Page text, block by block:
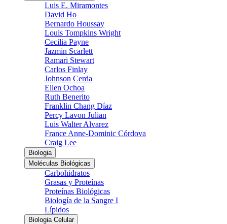
Luis E. Miramontes
David Ho
Bernardo Houssay
Louis Tompkins Wright
Cecilia Payne
Jazmin Scarlett
Ramari Stewart
Carlos Finlay
Johnson Cerda
Ellen Ochoa
Ruth Benerito
Franklin Chang Díaz
Percy Lavon Julian
Luis Walter Alvarez
France Anne-Dominic Córdova
Craig Lee
Biologia
Moléculas Biológicas
Carbohidratos
Grasas y Proteínas
Proteínas Biológicas
Biología de la Sangre I
Lípidos
Biologia Celular